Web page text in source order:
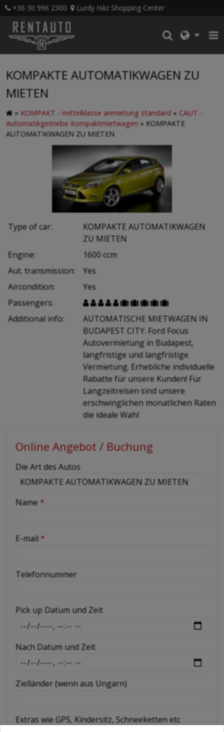
+36 30 996 2300 Lurdy Ház Shopping Center
KOMPAKTE AUTOMATIKWAGEN ZU
MIETEN
» KOMPAKT - mittelklasse anmietung standard » CAUT -
Automatikgetriebe Kompaktmietwagen » KOMPAKTE
AUTOMATIKWAGEN ZU MIETEN
Type of car:
KOMPAKTE AUTOMATIKWAGEN
ZU MIETEN
Engine:
1600 ccm
Aut. transmission:
Yes
Aircondition:
Yes
Passengers:
         
Additional info:
AUTOMATISCHE MIETWAGEN IN
BUDAPEST CITY. Ford Focus
Autovermietung in Budapest,
langfristige und langfristige
Vermietung. Erhebliche individuelle
Rabatte für unsere Kunden! Für
Langzeitreisen sind unsere
erschwinglichen monatlichen Raten
die ideale Wahl
Online Angebot / Buchung
-
-
-
-
-
-
Die Art des Autos
Name *
E-mail *
Telefonnummer
Pick up Datum und Zeit
Nach Datum und Zeit
Zielländer (wenn aus Ungarn)
Extras wie GPS, Kindersitz, Schneeketten etc